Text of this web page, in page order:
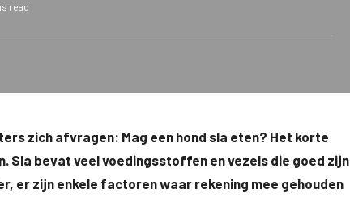
read
zich afvragen: Mag een hond sla eten? Het korte
Sla bevat veel voedingsstoffen en vezels die goed zijn
er zijn enkele factoren waar rekening mee gehouden